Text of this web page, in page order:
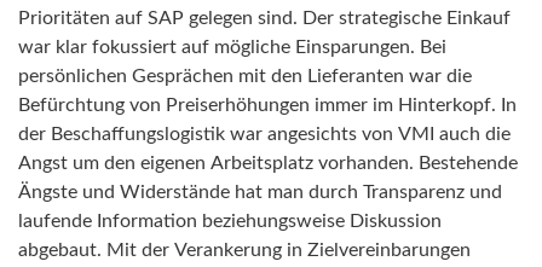
Prioritäten auf SAP gelegen sind. Der strategische Einkauf
war klar fokussiert auf mögliche Einsparungen. Bei
persönlichen Gesprächen mit den Lieferanten war die
Befürchtung von Preiserhöhungen immer im Hinterkopf. In
der Beschaffungslogistik war angesichts von VMI auch die
Angst um den eigenen Arbeitsplatz vorhanden. Bestehende
Ängste und Widerstände hat man durch Transparenz und
laufende Information beziehungsweise Diskussion
abgebaut. Mit der Verankerung in Zielvereinbarungen